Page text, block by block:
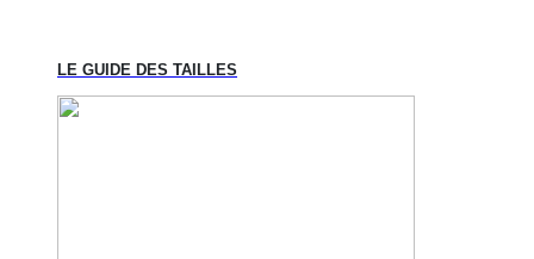
LE GUIDE DES TAILLES